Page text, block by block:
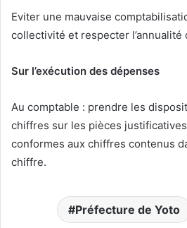
Eviter une mauvaise
collectivité et respecter l’annualité
Sur l’exécution des dépenses
Au comptable : prendre les
chiffres sur les pièces
conformes aux chiffres contenus
chiffre.
Préfecture de Yoto